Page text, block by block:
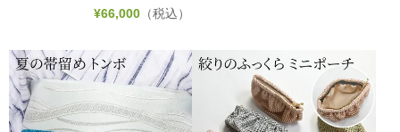
¥66,000 （税込）